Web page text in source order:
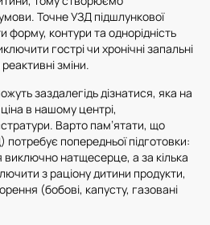
Точне УЗД підшлункової
форму, контури та однорідність
гострі чи хронічні запальні
зміни.
заздалегідь дізнатися, яка на
в нашому центрі,
Варто пам’ятати, що
попередньої підготовки:
натщесерце, а за кілька
з раціону дитини продукти,
(бобові, капусту, газовані